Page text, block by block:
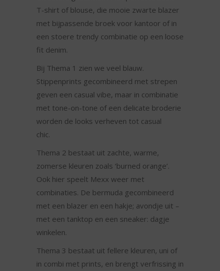
T-shirt of blouse, die mooie zwarte blazer
met bijpassende broek voor kantoor of in
een stoere trendy combinatie op een loose
fit denim.
Bij Thema 1 zien we veel blauw.
Stippenprints gecombineerd met strepen
geven een casual vibe, maar in combinatie
met tone-on-tone of een delicate broderie
worden de looks verheven tot casual
chic.
Thema 2 bestaat uit zachte, warme,
zomerse kleuren zoals ‘burned orange’.
Ook hier speelt Mexx weer met
combinaties. De bermuda gecombineerd
met een blazer en een hakje; avondje uit –
met een tanktop en een sneaker: dagje
winkelen.
Thema 3 bestaat uit fellere kleuren, uni of
in combi met prints, en brengt verfrissing in